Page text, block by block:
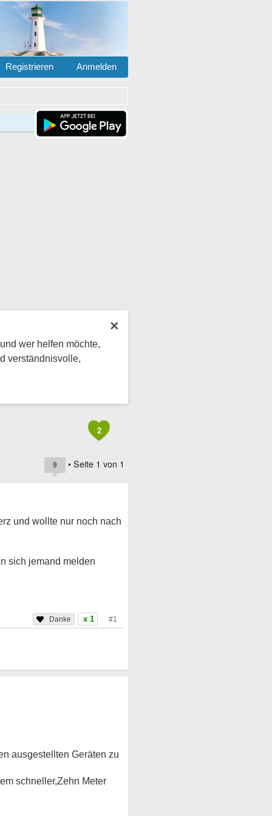
Anmelden
Registrieren
×
wer helfen möchte,
verständnisvolle,
2
9 • Seite 1 von 1
und wollte nur noch nach
sich jemand melden
x 1 #1
ausgestellten Geräten zu
schneller,Zehn Meter